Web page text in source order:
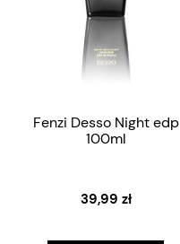
Fenzi Desso Night edp
100ml
39,99 zł